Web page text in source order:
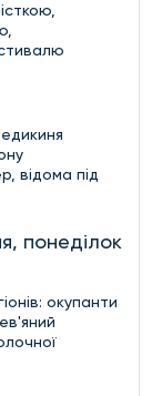
відома під
понеділок
окупанти